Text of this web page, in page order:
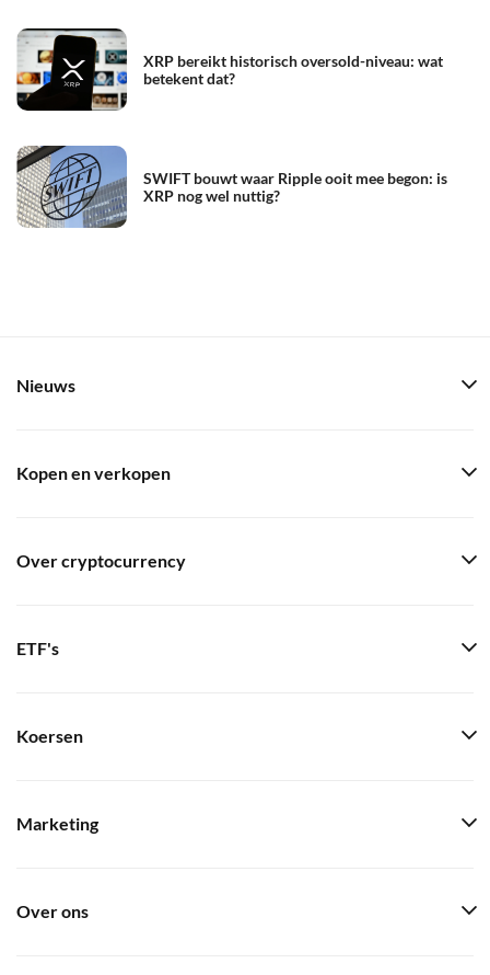
XRP bereikt historisch oversold-niveau: wat
betekent dat?
SWIFT bouwt waar Ripple ooit mee begon: is
XRP nog wel nuttig?
Nieuws
Kopen en verkopen
Over cryptocurrency
ETF's
Koersen
Marketing
Over ons